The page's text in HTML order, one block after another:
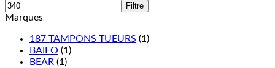
Filtre
Marques
187 TAMPONS TUEURS (1)
BAIFO (1)
BEAR (1)